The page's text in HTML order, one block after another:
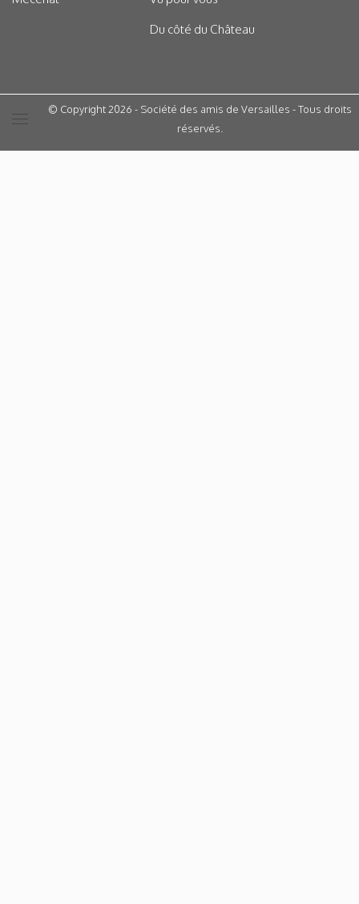
Du côté du Château
© Copyright 2026 - Société des amis de Versailles - Tous droits
réservés.